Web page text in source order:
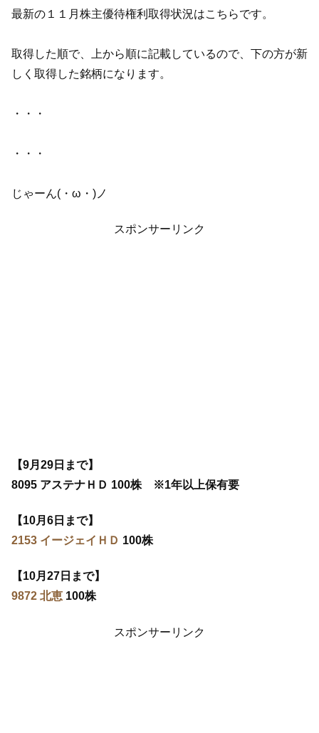
最新の１１月株主優待権利取得状況はこちらです。
取得した順で、上から順に記載しているので、下の方が新
しく取得した銘柄になります。
・・・
・・・
じゃーん(・ω・)ノ
スポンサーリンク
【9月29日まで】
8095 アステナＨＤ 100株 ※1年以上保有要
【10月6日まで】
2153 イージェイＨＤ 100株
【10月27日まで】
9872 北恵 100株
スポンサーリンク